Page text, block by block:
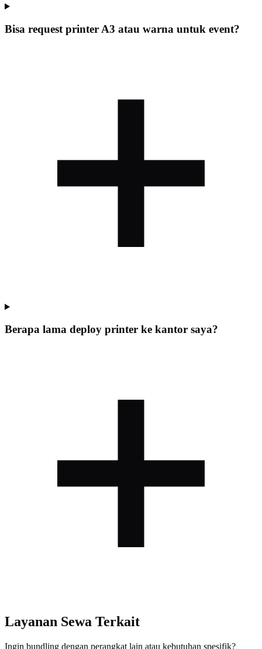
Bisa request printer A3 atau warna untuk event?
Berapa lama deploy printer ke kantor saya?
Layanan Sewa Terkait
Ingin bundling dengan perangkat lain atau kebutuhan spesifik?